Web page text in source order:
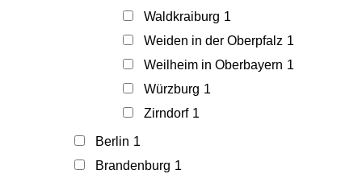
Waldkraiburg 1
Weiden in der Oberpfalz 1
Weilheim in Oberbayern 1
Würzburg 1
Zirndorf 1
Berlin 1
Brandenburg 1